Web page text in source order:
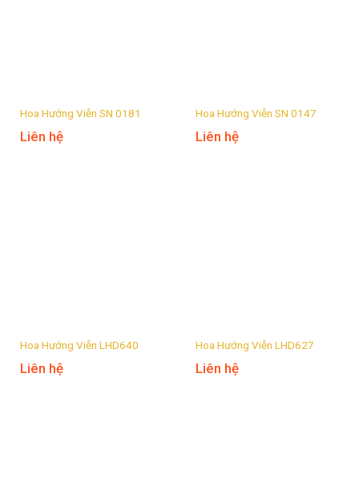
Hoa Hướng Viễn SN 0181
Liên hệ
Hoa Hướng Viễn SN 0147
Liên hệ
Hoa Hướng Viễn LHD640
Liên hệ
Hoa Hướng Viễn LHD627
Liên hệ